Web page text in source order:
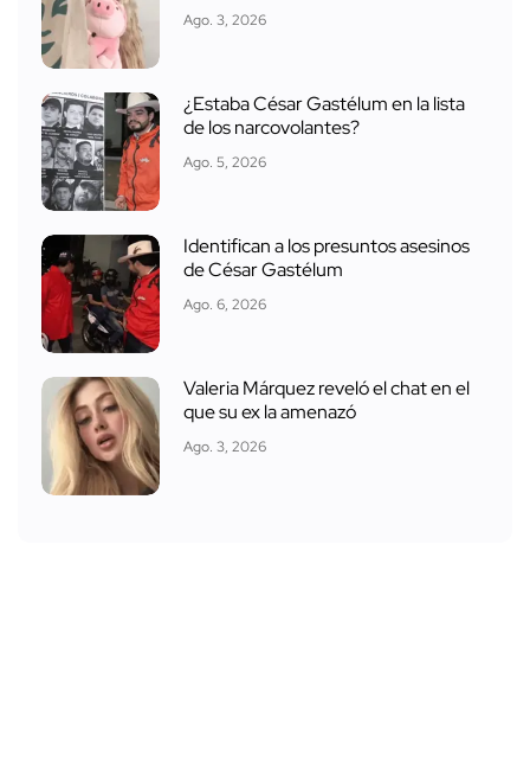
Ago. 3, 2026
¿Estaba César Gastélum en la lista
de los narcovolantes?
Ago. 5, 2026
Identifican a los presuntos asesinos
de César Gastélum
Ago. 6, 2026
Valeria Márquez reveló el chat en el
que su ex la amenazó
Ago. 3, 2026